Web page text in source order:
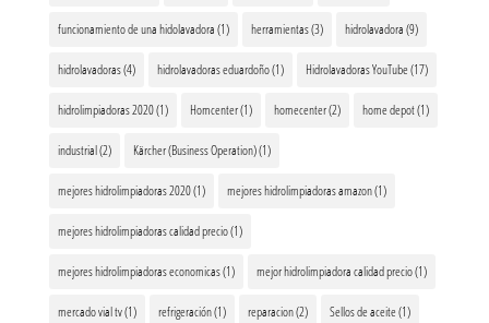
funcionamiento de una hidolavadora(1) herramientas(3) hidrolavadora(9)
hidrolavadoras(4) hidrolavadoras eduardoño(1) Hidrolavadoras YouTube(17)
hidrolimpiadoras 2020(1) Homcenter(1) homecenter(2) home depot(1)
industrial(2) Kärcher (Business Operation)(1)
mejores hidrolimpiadoras 2020(1) mejores hidrolimpiadoras amazon(1)
mejores hidrolimpiadoras calidad precio(1)
mejores hidrolimpiadoras economicas(1) mejor hidrolimpiadora calidad precio(1)
mercado vial tv(1) refrigeración(1) reparacion(2) Sellos de aceite(1)